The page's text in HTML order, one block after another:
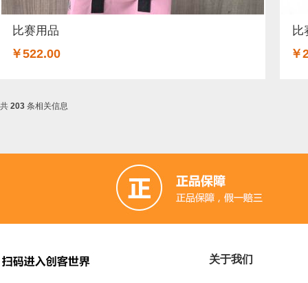
比赛用品
￥522.00
比
￥
共 203 条相关信息
关于我们